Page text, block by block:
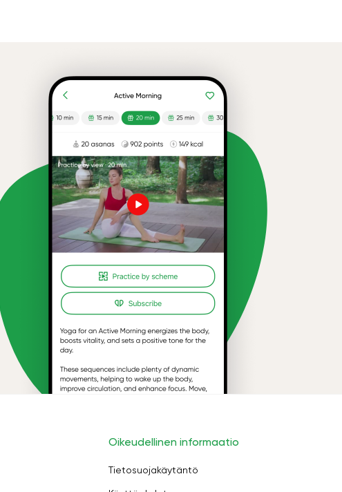
Oikeudellinen informaatio
Tietosuojakäytäntö